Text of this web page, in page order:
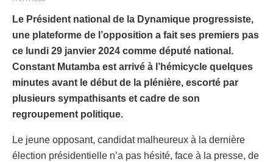
Le Président national de la Dynamique progressiste,
une plateforme de l’opposition a fait ses premiers pas
ce lundi 29 janvier 2024 comme député national.
Constant Mutamba est arrivé à l’hémicycle quelques
minutes avant le début de la plénière, escorté par
plusieurs sympathisants et cadre de son
regroupement politique.
Le jeune opposant, candidat malheureux à la dernière
élection présidentielle n’a pas hésité, face à la presse, de